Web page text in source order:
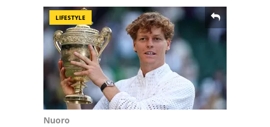
LIFESTYLE
Nuoro